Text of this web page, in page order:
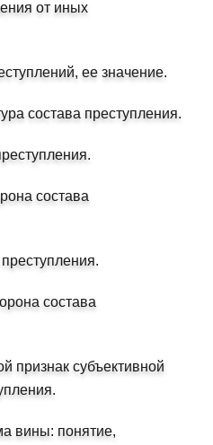
от иных
ее значение.
состава преступления.
состава
состава
признак субъективной
вины: понятие,